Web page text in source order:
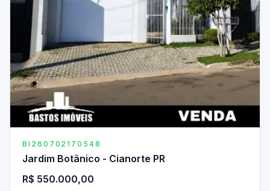
BI260702170548
Jardim Botânico - Cianorte PR
R$ 550.000,00